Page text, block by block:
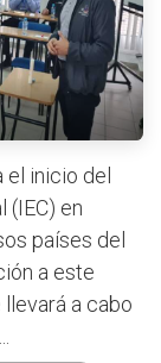
el inicio del
(IEC) en
países del
a este
llevará a cabo